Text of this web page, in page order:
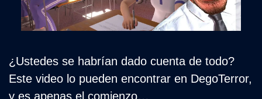
¿Ustedes se habrían dado cuenta de todo?
Este video lo pueden encontrar en DegoTerror,
y es apenas el comienzo…